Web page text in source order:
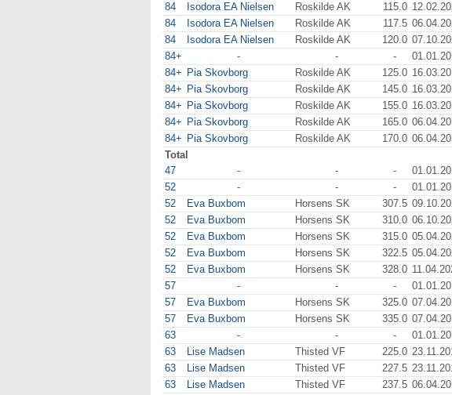
84
Isodora EA Nielsen Roskilde AK 115.0
84
Isodora EA Nielsen Roskilde AK 117.5
84
Isodora EA Nielsen Roskilde AK 120.0
84+
- - -
84+ Pia Skovborg Roskilde AK 125.0
84+ Pia Skovborg Roskilde AK 145.0
84+ Pia Skovborg Roskilde AK 155.0
84+ Pia Skovborg Roskilde AK 165.0
84+ Pia Skovborg Roskilde AK 170.0
Total
47
- - -
52
- - -
52
Eva Buxbom Horsens SK 307.5
52
Eva Buxbom Horsens SK 310.0
52
Eva Buxbom Horsens SK 315.0
52
Eva Buxbom Horsens SK 322.5
52
Eva Buxbom Horsens SK 328.0
57
- - -
57
Eva Buxbom Horsens SK 325.0
57
Eva Buxbom Horsens SK 335.0
63
- - -
63
Lise Madsen Thisted VF 225.0
63
Lise Madsen Thisted VF 227.5
63
Lise Madsen Thisted VF 237.5